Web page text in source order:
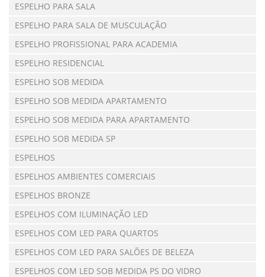
ESPELHO PARA SALA
ESPELHO PARA SALA DE MUSCULAÇÃO
ESPELHO PROFISSIONAL PARA ACADEMIA
ESPELHO RESIDENCIAL
ESPELHO SOB MEDIDA
ESPELHO SOB MEDIDA APARTAMENTO
ESPELHO SOB MEDIDA PARA APARTAMENTO
ESPELHO SOB MEDIDA SP
ESPELHOS
ESPELHOS AMBIENTES COMERCIAIS
ESPELHOS BRONZE
ESPELHOS COM ILUMINAÇÃO LED
ESPELHOS COM LED PARA QUARTOS
ESPELHOS COM LED PARA SALÕES DE BELEZA
ESPELHOS COM LED SOB MEDIDA PS DO VIDRO